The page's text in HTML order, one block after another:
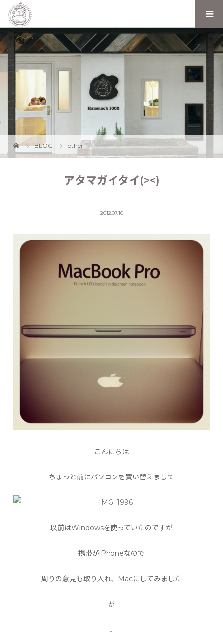
BLOG other
アタマガイタイ(><)
2012.07.10
こんにちは
ちょっと前にパソコンを買い替えまして
以前はWindowsを使っていたのですが
携帯がiPhoneなので
周りの意見も取り入れ、Macにしてみました
が
…